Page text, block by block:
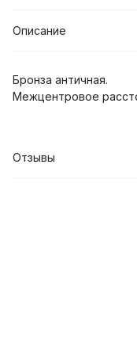
Описание
Бронза античная.
Межцентровое
Отзывы